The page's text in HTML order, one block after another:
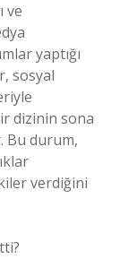
ve
yaptığı
sosyal
dizinin sona
Bu durum,
verdiğini